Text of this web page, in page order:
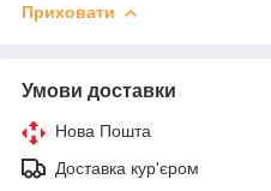
Приховати
Умови доставки
Нова Пошта
Доставка кур'єром